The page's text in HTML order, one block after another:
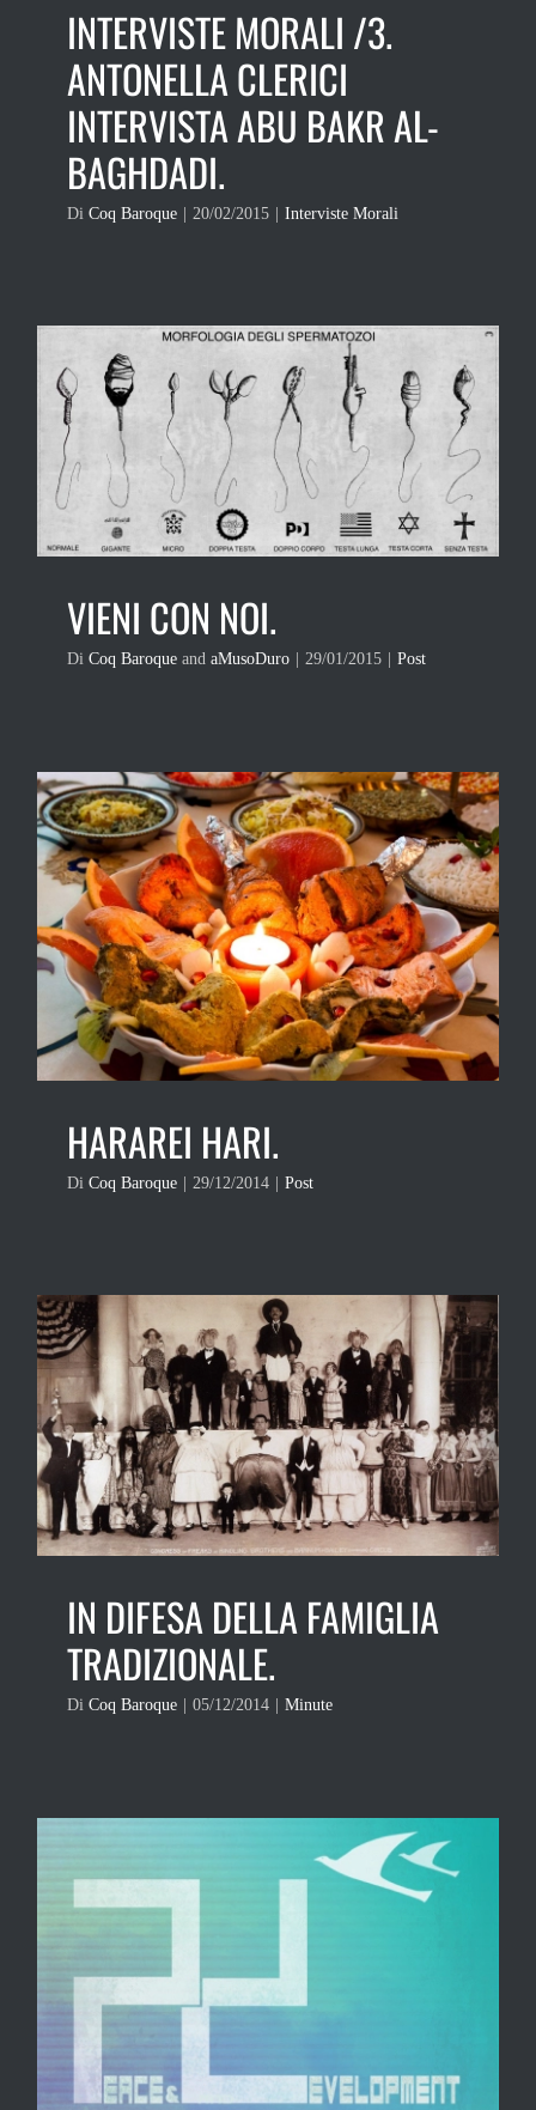
INTERVISTE MORALI /3.
ANTONELLA CLERICI
INTERVISTA ABU BAKR AL-
BAGHDADI.
Di Coq Baroque | 20/02/2015 | Interviste Morali
VIENI CON NOI.
Di Coq Baroque and aMusoDuro 29/01/2015 Post
HARAREI HARI.
Di Coq Baroque | 29/12/2014 | Post
IN DIFESA DELLA FAMIGLIA
TRADIZIONALE.
Di Coq Baroque 05/12/2014 Minute